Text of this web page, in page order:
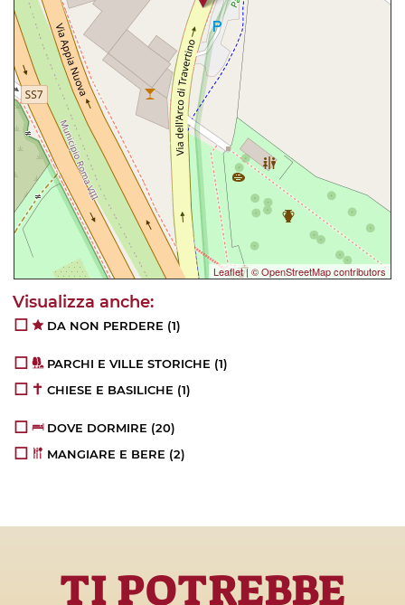
Leaflet|© OpenStreetMap contributors
DA NON PERDERE (1)
PARCHI E VILLE STORICHE (1)
CHIESE E BASILICHE (1)
DOVE DORMIRE (20)
MANGIARE E BERE (2)
TI POTREBBE